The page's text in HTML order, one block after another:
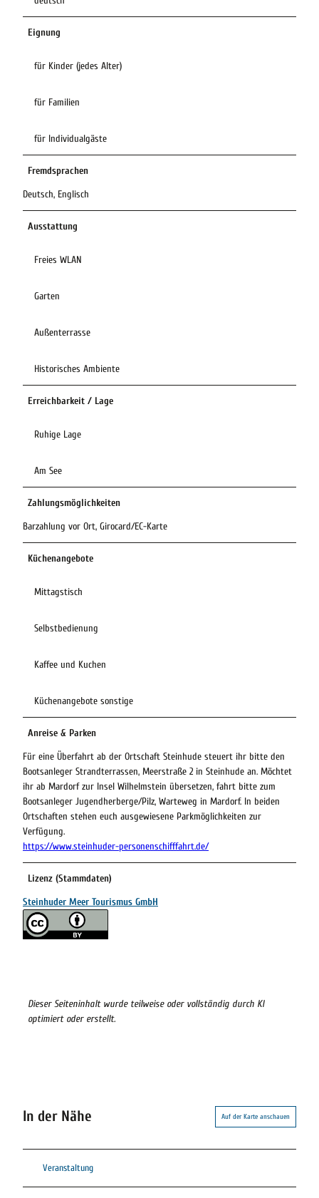
Eignung
für Kinder (jedes Alter)
für Familien
für Individualgäste
Fremdsprachen
Deutsch, Englisch
Ausstattung
Freies WLAN
Garten
Außenterrasse
Historisches Ambiente
Erreichbarkeit / Lage
Ruhige Lage
Am See
Zahlungsmöglichkeiten
Barzahlung vor Ort, Girocard/EC-Karte
Küchenangebote
Mittagstisch
Selbstbedienung
Kaffee und Kuchen
Küchenangebote sonstige
Anreise & Parken
Für eine Überfahrt ab der Ortschaft Steinhude steuert ihr bitte den
Bootsanleger Strandterrassen, Meerstraße 2 in Steinhude an. Möchtet
ihr ab Mardorf zur Insel Wilhelmstein übersetzen, fahrt bitte zum
Bootsanleger Jugendherberge/Pilz, Warteweg in Mardorf. In beiden
Ortschaften stehen euch ausgewiesene Parkmöglichkeiten zur
Verfügung.
https://www.steinhuder-personenschifffahrt.de/
Lizenz (Stammdaten)
Steinhuder Meer Tourismus GmbH
Dieser Seiteninhalt wurde teilweise oder vollständig durch KI
optimiert oder erstellt.
In der Nähe Auf der Karte anschauen
Veranstaltung